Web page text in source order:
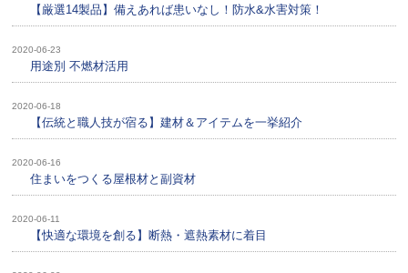
【厳選14製品】備えあれば患いなし！防水&水害対策！
2020-06-23
用途別 不燃材活用
2020-06-18
【伝統と職人技が宿る】建材＆アイテムを一挙紹介
2020-06-16
住まいをつくる屋根材と副資材
2020-06-11
【快適な環境を創る】断熱・遮熱素材に着目